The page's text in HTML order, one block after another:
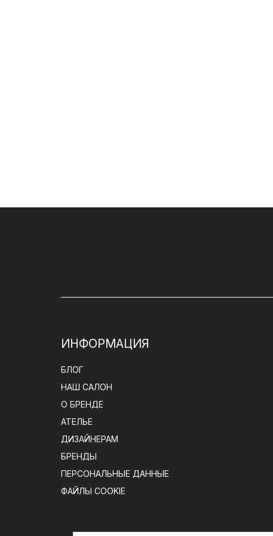
ИНФОРМАЦИЯ
БЛОГ
НАШ САЛОН
О БРЕНДЕ
АТЕЛЬЕ
ДИЗАЙНЕРАМ
БРЕНДЫ
ПЕРСОНАЛЬНЫЕ ДАННЫЕ
ФАЙЛЫ COOKIE